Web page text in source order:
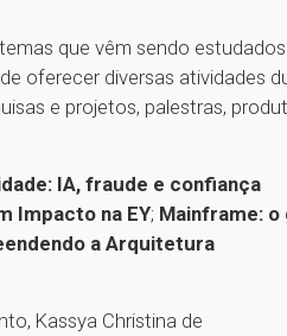
que vêm sendo
oferecer diversas atividades
e projetos, palestras,
IA, fraude e confiança
Impacto na EY; Mainframe: o
a Arquitetura
Kassya Christina de